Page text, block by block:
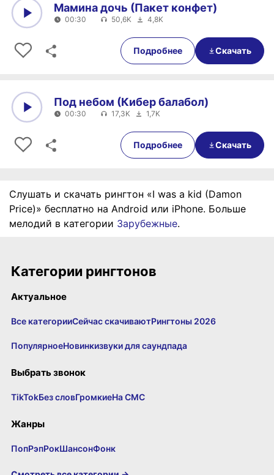
00:30
Мамина дочь (Пакет конфет)
00:30 50,6K 4,8K
Подробнее Скачать
00:30
Под небом (Кибер балабол)
00:30 17,3K 1,7K
Подробнее Скачать
Слушать и скачать рингтон «I was a kid (Damon
Price)» бесплатно на Android или iPhone. Больше
мелодий в категории Зарубежные.
Категории рингтонов
Актуальное
Все категорииСейчас скачиваютРингтоны 2026
ПопулярноеНовинкизвуки для саундпада
Выбрать звонок
TikTokБез словГромкиеНа СМС
Жанры
ПопРэпРокШансонФонк